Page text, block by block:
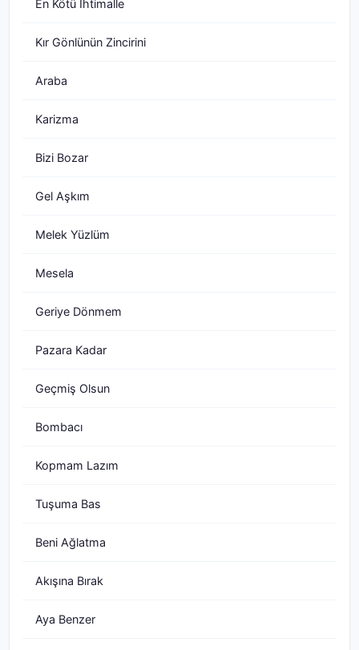
En Kötü İhtimalle
Kır Gönlünün Zincirini
Araba
Karizma
Bizi Bozar
Gel Aşkım
Melek Yüzlüm
Mesela
Geriye Dönmem
Pazara Kadar
Geçmiş Olsun
Bombacı
Kopmam Lazım
Tuşuma Bas
Beni Ağlatma
Akışına Bırak
Aya Benzer